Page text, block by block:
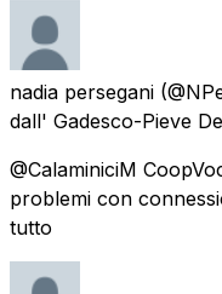
nadia persegani
dall' Gadesco-Pieve
@CalaminiciM
problemi con
tutto